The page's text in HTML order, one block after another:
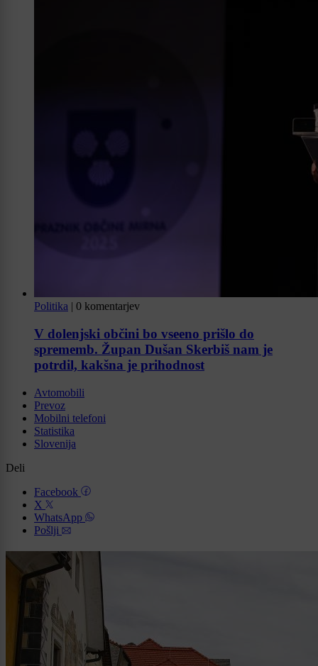
Politika | 0 komentarjev
V dolenjski občini bo vseeno prišlo do
sprememb. Župan Dušan Skerbiš nam je
potrdil, kakšna je prihodnost
Avtomobili
Prevoz
Mobilni telefoni
Statistika
Slovenija
Deli
Facebook
X
WhatsApp
Pošlji